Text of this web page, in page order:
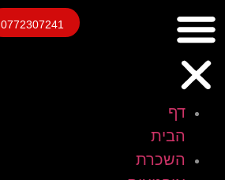
דף
הבית
השכרת
0772307241